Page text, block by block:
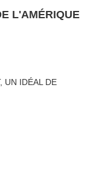
L'AMÉRIQUE